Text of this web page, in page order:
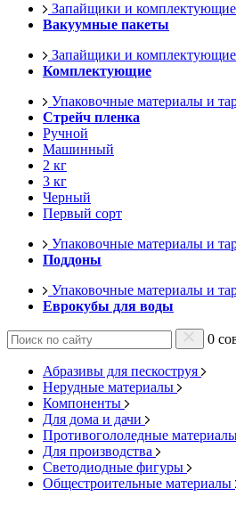
Запайщики и комплектующие
Вакуумные пакеты
Запайщики и комплектующие
Комплектующие
Упаковочные материалы и
Стрейч пленка
Ручной
Машинный
2 кг
3 кг
Черный
Первый сорт
Упаковочные материалы и
Поддоны
Упаковочные материалы и
Еврокубы для воды
0
Абразивы для пескоструя
Нерудные материалы
Компоненты
Для дома и дачи
Противогололедные
Для производства
Светодиодные фигуры
Общестроительные материалы